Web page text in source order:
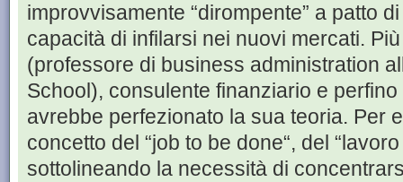
improvvisamente “dirompente” a patto
capacità di infilarsi nei nuovi mercati.
(professore di business administration
School), consulente finanziario e
avrebbe perfezionato la sua teoria. Per
concetto del “job to be done“, del
sottolineando la necessità di